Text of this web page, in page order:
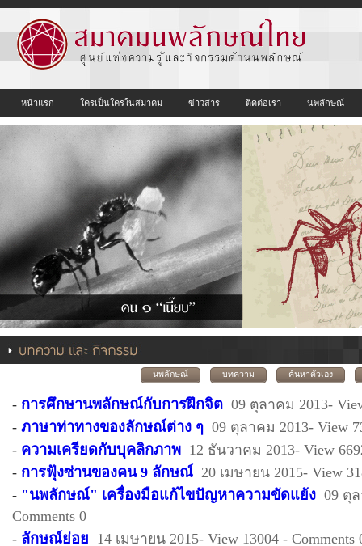
หน้าแรก ใครเป็นใครในสมาคม ข่าวสาร ติดต่อเรา นพลักษณ์
นพลักษณ์ บทความ ค้นหาตัวเอง
- การศึกษานพลักษณ์กับการฝึกจิต 09 ตุลาคม 2013-
- ภาษาท่าทางของลักษณ์ต่าง ๆ 09 ตุลาคม 2013- View
- ความเครียดกับบุคลิกภาพ 12 ธันวาคม 2013- View
- การฟุ้งซ่านของคน 9 ลักษณ์ 20 เมษายน 2015- View
- "นพลักษณ์" เครื่องมือแก้ไขปัญหาความขัดแย้ง 09 ตุ
Comments 0
- ลักษณ์ย่อย 14 เมษายน 2015- View 13004 - Comments